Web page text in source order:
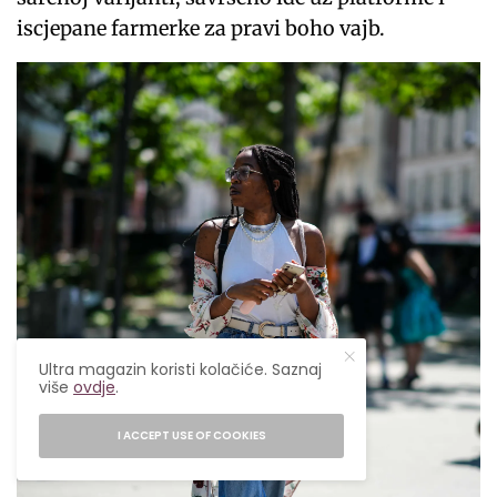
iscjepane farmerke za pravi boho vajb.
Ultra magazin koristi kolačiće. Saznaj
višeovdje.
I ACCEPT USE OF COOKIES